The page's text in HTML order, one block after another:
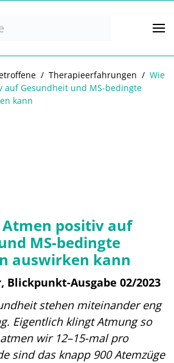
springen
Therapieerfahrungen
Wie
auf Gesundheit und MS-bedingte
kann
Atmen positiv auf
MS-bedingte
auswirken kann
Blickpunkt-Ausgabe 02/2023
stehen miteinander eng
Eigentlich klingt Atmung so
wir 12–15-mal pro
sind das knapp 900 Atemzüge